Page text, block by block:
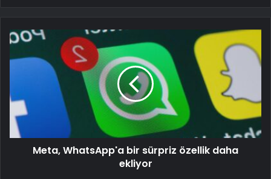
Meta, WhatsApp'a bir sürpriz özellik daha
ekliyor